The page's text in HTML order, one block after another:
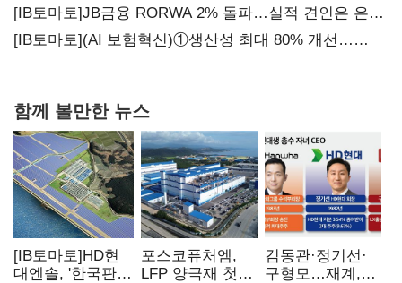
[IB토마토]JB금융 RORWA 2% 돌파…실적 견인은 은행
아닌 캐피탈
[IB토마토](AI 보험혁신)①생산성 최대 80% 개선…
함께 볼만한 뉴스
[IB토마토]HD현
대엔솔, '한국판
포스코퓨처엠,
LFP 양극재 첫
김동관·정기선·
구형모…재계,